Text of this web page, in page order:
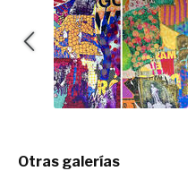
Otras galerías